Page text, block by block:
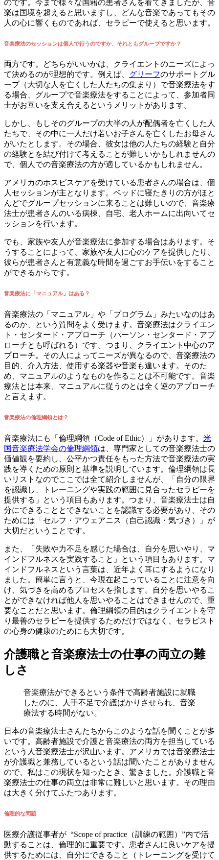
のです。今まで様々な国籍の患者さんを看てきましたが、音
楽は国境を超えると思いますし、どんな音楽であってもその
人の心に響くものであれば、セラピーで使えると思います。
音楽療法のセッションは個人で行うのですか、それともグループですか？
両方です。どちらがいいかは、クライエントのニーズによっ
て決めるのが理想的です。例えば、 グリーフのサポートグル
ープ（大切な人を亡くした人たちの集まり）で音楽療法をす
る場合、グループで音楽療法をすることによって、参加者同
士がお互いを支え合えるというメリットがあります。
しかし、もしそのグループの大半の人が配偶者を亡くした人
たちで、その中に一人だけ若いお子さんを亡くしたお母さん
がいたとします。その場合、彼女は他の人たちの経験と自分
の経験とを結び付けて考えることが難しいかもしれませんの
で、個人での音楽療法の方が適しているかもしれません。
アメリカのホスピスケアを受けている患者さんの場合は、個
人セッションが主となります。ベッドに寝たきりの方がほと
んどでグループセッションに来ることは難しいので、音楽療
法士が患者さんのいる病棟、自宅、老人ホームに出向いてセ
ッションを行います。
でも、家族や友人が音楽療法に参加する場合はあります。そ
うすることによって、家族や友人に心のケアを提供したり、
彼らが患者さんと有意義な時間を過ごすお手伝いをすること
ができるからです。
音楽療法に「マニュアル」はある？
音楽療法の「マニュアル」や「プログラム」みたいなのはあ
るのか、という質問をよく受けます。音楽療法はクライエン
ト・センタード・アプローチ（パーソン・センタード・アプ
ローチとも呼ばれる）です。つまり、クライエント中心のア
プローチ。その人によってニーズが異なるので、音楽療法の
目的、介入方法、使用する楽器や音楽も違います。そのた
め、マニュアルのようなものを作ることは不可能です。音楽
療法とは本来、マニュアルに従うのとは全く逆のアプローチ
と言えます。
音楽療法の倫理綱領とは？
音楽療法にも「倫理綱領（Code of Ethic）」があります。 米
国音楽療法学会の倫理綱領は、専門家としての音楽療法士の
価値観を要約し、公平かつ責任をもった方法で音楽療法の実
践を導くための原則と基準を説明しています。倫理綱領は長
いリストなのでここでは全て紹介しませんが、「自分の限界
を認識し、トレーニングや実践の範囲に見合ったセラピーを
提供する」という項目もあります。つまり、音楽療法士は自
分にできることとできないことを認識する必要があり、その
ためには「セルフ・アウェアニス（自己認識・気づき）」が
大切だということです。
また、「失敗や力不足を感じた場合は、自分を思いやり、マ
インドフルネスを実践すること」という項目もあります。マ
インドフルネスという言葉は、近年よく耳にするようになり
ました。簡単に言うと、今現在起こっていることに注意を向
け、気づきを高めるプロセスを指します。自分を思いやるこ
とができなければ他人を思いやることはできませんので、重
要なことだと思います。倫理綱領の目的はクライエントを守
り最善のセラピーを提供するためだけではなく、セラピスト
の心身の健康のためにも大切です。
介護職と音楽療法士の仕事の両立の難
しさ
音楽療法ができるという条件で高齢者施設に就職
したのに、人手不足で介護ばかりさせられ、音楽
療法する時間がない。
日本の音楽療法士さんたちからこのような話を聞くことが多
いです。高齢者施設で介護と音楽療法の両方を担当している
という人音楽療法士が沢山います。アメリカでは音楽療法士
が介護職と兼務しているという話は聞いたことがありません
ので、私はこの現状を知ったとき、驚きました。介護職と音
楽療法士の仕事の両立は非常に難しいと思います。その理由
は大きく分けてふたつあります。
倫理的な問題
医療介護従事者が “Scope of practice（訓練の範囲）”内で活
動することは、倫理的に重要です。患者さんに良いケアを提
供するためには、自分にできること（トレーニングを受けて